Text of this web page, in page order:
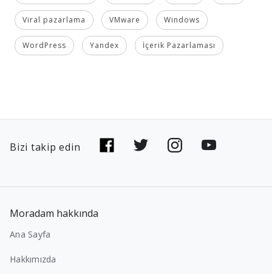
Viral pazarlama VMware Windows
WordPress Yandex İçerik Pazarlaması
Bizi takip edin
Moradam hakkında
Ana Sayfa
Hakkımızda